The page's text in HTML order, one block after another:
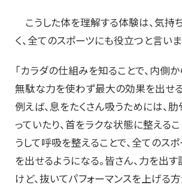
こうした体を理解する体験は、気持
く、全てのスポーツにも役立つと言いま
「カラダの仕組みを知ることで、内側か
無駄な力を使わず最大の効果を出せる
例えば、息をたくさん吸うためには、
っていたり、首をラクな状態に整える
うして呼吸を整えることで、全てのス
を出せるようになる。皆さん、力を出
けど、抜いてパフォーマンスを上げる